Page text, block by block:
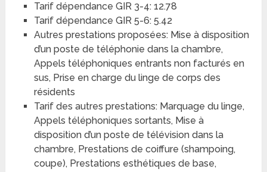
Tarif dépendance GIR 3-4: 12.78
Tarif dépendance GIR 5-6: 5.42
Autres prestations proposées: Mise à disposition
d’un poste de téléphonie dans la chambre,
Appels téléphoniques entrants non facturés en
sus, Prise en charge du linge de corps des
résidents
Tarif des autres prestations: Marquage du linge,
Appels téléphoniques sortants, Mise à
disposition d’un poste de télévision dans la
chambre, Prestations de coiffure (shampoing,
coupe), Prestations esthétiques de base,